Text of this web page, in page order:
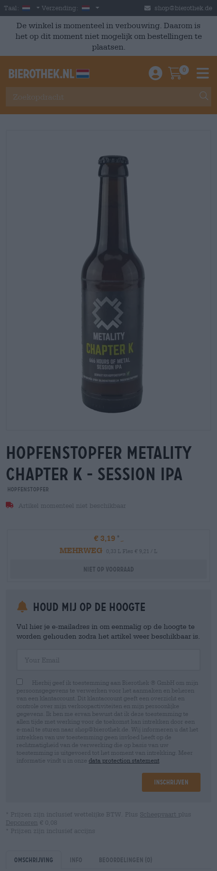
Skip to main content
Taal: Dutch
Verzending: Nederland shop@bierothek.de
De winkel is momenteel in verbouwing. Daarom is
het op dit moment niet mogelijk om bestellingen te
plaatsen.
Einloggen /
0
hopfenstopfer metality
chapter k - session ipa
Hopfenstopfer
Artikel momenteel niet beschikbaar
€ 3,19
MEHRWEG
0,33 L Fles € 9,21 / L
Niet op voorraad
Houd mij op de hoogte
Vul hier je e-mailadres in om eenmalig op de hoogte te
worden gehouden zodra het artikel weer beschikbaar is.
Hierbij geef ik toestemming aan Bierothek ® GmbH om mijn
persoonsgegevens te verwerken voor het aanmaken en beheren
van een klantaccount. Dit klantaccount geeft een overzicht en
controle over mijn verkoopactiviteiten en mijn persoonlijke
gegevens. Ik ben me ervan bewust dat ik deze toestemming te
allen tijde met werking voor de toekomst kan intrekken door een
e-mail te sturen naar shop@bierothek.de. Wij informeren u dat het
intrekken van uw toestemming geen invloed heeft op de
rechtmatigheid van de verwerking die op basis van uw
toestemming is uitgevoerd tot het moment van intrekking. Meer
informatie vindt u in onze data protection statement
Inschrijven
* Prijzen zijn inclusief wettelijke BTW. Plus Scheepvaart plus
Deponeren € 0,08
* Prijzen zijn inclusief accijns
Omschrijving Info Beoordelingen (0)